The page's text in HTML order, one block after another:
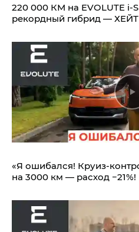
220 000 КМ на EVOLUTE
рекордный гибрид —
«Я ошибался! Круиз-
на 3000 км — расход −21%!